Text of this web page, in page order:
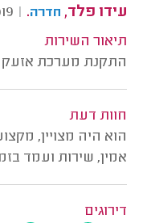
עידו פלד, חדרה.
|
תיאור השירות
התקנת מערכת
חוות דעת
הוא היה מצויין,
אמין, שירות ועמד
דירוגים